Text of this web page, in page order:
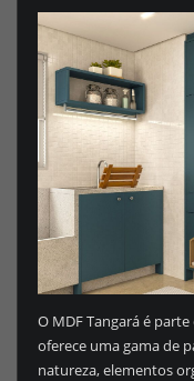
O MDF Tangará é parte
oferece uma gama de
natureza, elementos